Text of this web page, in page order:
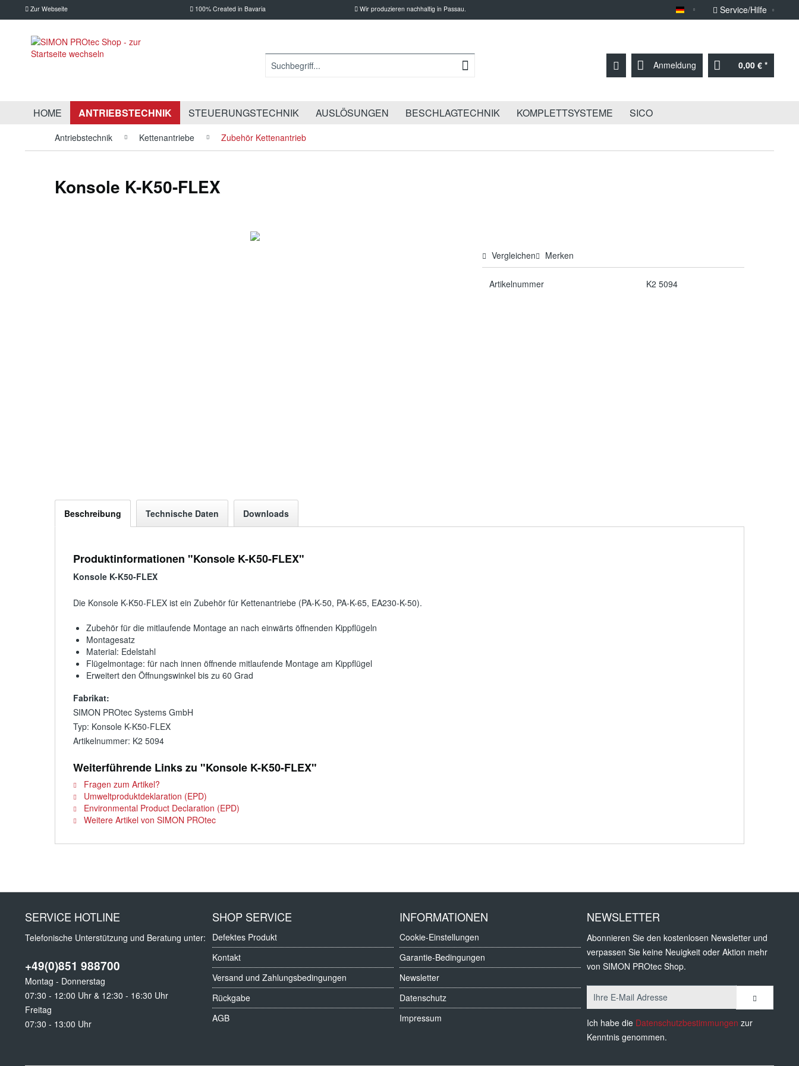
Zur Webseite 100% Created in Bavaria Wir produzieren nachhaltig in Passau. Sprache Deutsch
Service/Hilfe
Anmeldung 0,00 € *
HOME ANTRIEBSTECHNIK STEUERUNGSTECHNIK AUSLÖSUNGEN BESCHLAGTECHNIK KOMPLETTSYSTEME SICO
Antriebstechnik Kettenantriebe Zubehör Kettenantrieb
Konsole K-K50-FLEX
Vergleichen Merken
Artikelnummer K2 5094
Beschreibung Technische Daten Downloads
Produktinformationen "Konsole K-K50-FLEX"
Konsole K-K50-FLEX
Die Konsole K-K50-FLEX ist ein Zubehör für Kettenantriebe (PA-K-50, PA-K-65, EA230-K-50).
Zubehör für die mitlaufende Montage an nach einwärts öffnenden Kippflügeln
Montagesatz
Material: Edelstahl
Flügelmontage: für nach innen öffnende mitlaufende Montage am Kippflügel
Erweitert den Öffnungswinkel bis zu 60 Grad
Fabrikat:
SIMON PROtec Systems GmbH
Typ: Konsole K-K50-FLEX
Artikelnummer: K2 5094
Weiterführende Links zu "Konsole K-K50-FLEX"
Fragen zum Artikel?
Umweltproduktdeklaration (EPD)
Environmental Product Declaration (EPD)
Weitere Artikel von SIMON PROtec
SERVICE HOTLINE
Telefonische Unterstützung und Beratung unter:
+49(0)851 988700
Montag - Donnerstag
07:30 - 12:00 Uhr & 12:30 - 16:30 Uhr
Freitag
07:30 - 13:00 Uhr
SHOP SERVICE
Defektes Produkt
Kontakt
Versand und Zahlungsbedingungen
Rückgabe
AGB
INFORMATIONEN
Cookie-Einstellungen
Garantie-Bedingungen
Newsletter
Datenschutz
Impressum
NEWSLETTER
Abonnieren Sie den kostenlosen Newsletter und
verpassen Sie keine Neuigkeit oder Aktion mehr
von SIMON PROtec Shop.
Ich habe die Datenschutzbestimmungen zur
Kenntnis genommen.